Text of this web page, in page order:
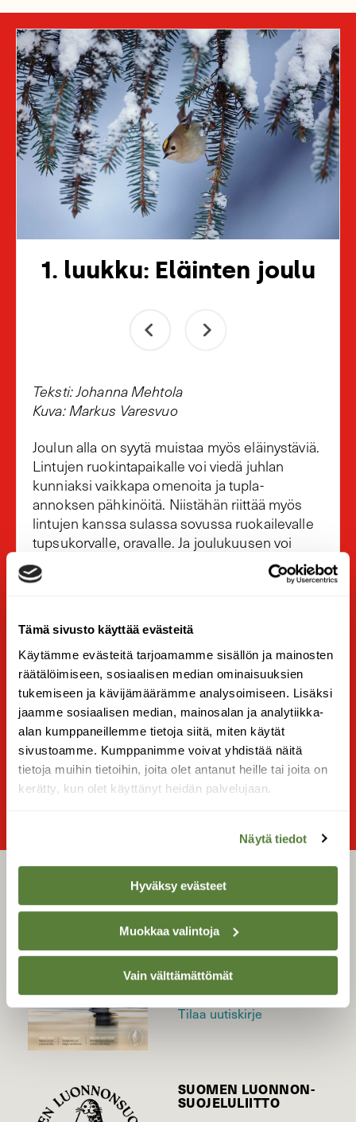
Tämä sivusto käyttää evästeitä
Käytämme evästeitä tarjoamamme sisällön ja mainosten
räätälöimiseen, sosiaalisen median ominaisuuksien
tukemiseen ja kävijämäärämme analysoimiseen. Lisäksi
jaamme sosiaalisen median, mainosalan ja analytiikka-
alan kumppaneillemme tietoja siitä, miten käytät
sivustoamme. Kumppanimme voivat yhdistää näitä
tietoja muihin tietoihin, joita olet antanut heille tai joita on
kerätty, kun olet käyttänyt heidän palvelujaan.
Näytä tiedot
Hyväksy evästeet
Muokkaa valintoja
Vain välttämättömät
1. luukku: Eläinten joulu
Teksti: Johanna Mehtola
Kuva: Markus Varesvuo
Joulun alla on syytä muistaa myös eläinystäviä.
Lintujen ruokintapaikalle voi viedä juhlan
kunniaksi vaikkapa omenoita ja tupla-
annoksen pähkinöitä. Niistähän riittää myös
lintujen kanssa sulassa sovussa ruokailevalle
tupsukorvalle, oravalle. Ja joulukuusen voi
hyvin jättää metsään – tai koristella pihapiirissä
olevan kuusen. Näin säästyy yksi pesäpuu
Teesiemenpipareitatai pyöräytäsiemenkakku
linnuille.
Teksti on julkaistu alun perin Suomen
Luonnossa 10/2016.
LEHTI
Tilaa Suomen Luonto
Tilaa digilukuoikeus
Äänestä parasta juttua
Tilaa uutiskirje
SUOMEN LUONNON­
SUOJELU­LIITTO